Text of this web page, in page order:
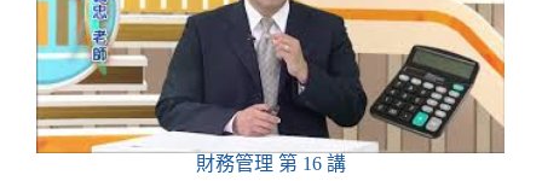
財務管理 第 16 講